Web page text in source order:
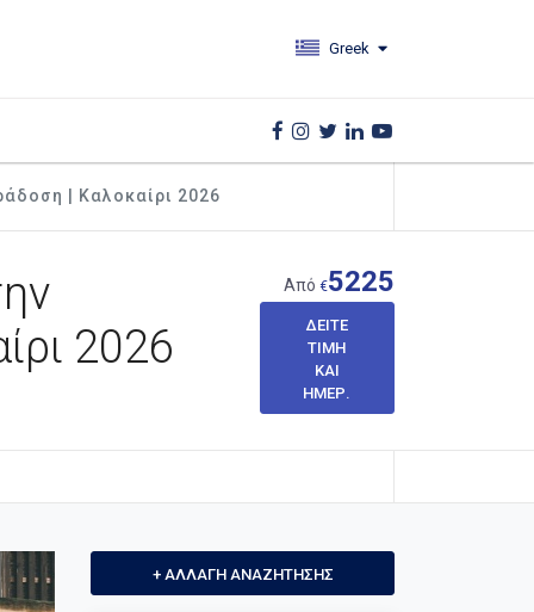
Greek
| Καλοκαίρι 2026
2026
Από €5225
ΔΕΊΤΕ
ΤΙΜΉ
ΚΑΙ
ΗΜΕΡ.